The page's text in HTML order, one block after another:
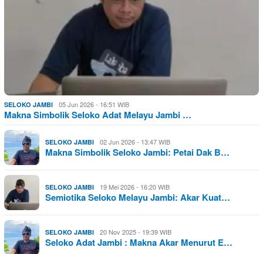
SELOKO JAMBI 05 Jun 2026 - 16:51 WIB
Makna Simbolik Seloko Adat Melayu Jambi …
SELOKO JAMBI 02 Jun 2026 - 13:47 WIB
Makna Simbolik Seloko Jambi: Petai Dak B…
SELOKO JAMBI 19 Mei 2026 - 16:20 WIB
Semiotika Seloko Melayu Jambi: Akar Kuat…
SELOKO JAMBI 20 Nov 2025 - 19:39 WIB
Seloko Adat Jambi : Makna Akar Menurut E…